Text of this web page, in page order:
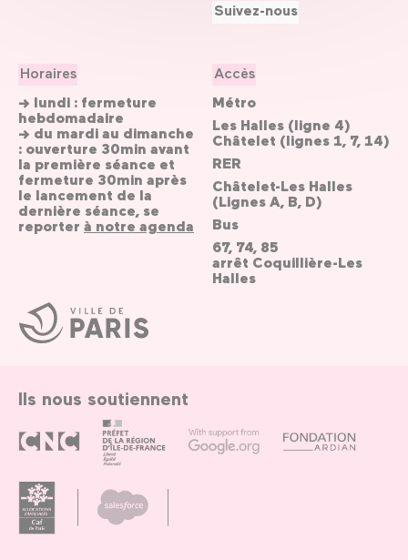
Ville
de
Paris
Horaires
→ lundi : fermeture
hebdomadaire
→ du mardi au dimanche
: ouverture 30min avant
la première séance et
fermeture 30min après
le lancement de la
dernière séance, se
reporter à notre agenda
Accès
Métro
Les Halles (ligne 4)
Châtelet (lignes 1, 7, 14)
RER
Châtelet-Les Halles
(Lignes A, B, D)
Bus
67, 74, 85
arrêt Coquillière-Les
Halles
Suivez-nous
Ils nous soutiennent